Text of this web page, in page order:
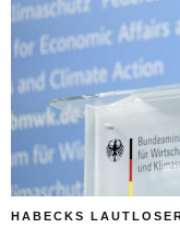
HABECKS